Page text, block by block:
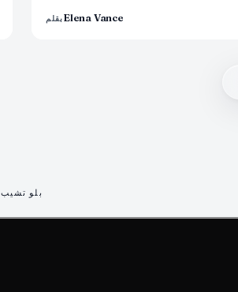
بقلمElena Vance
بلو تشيب